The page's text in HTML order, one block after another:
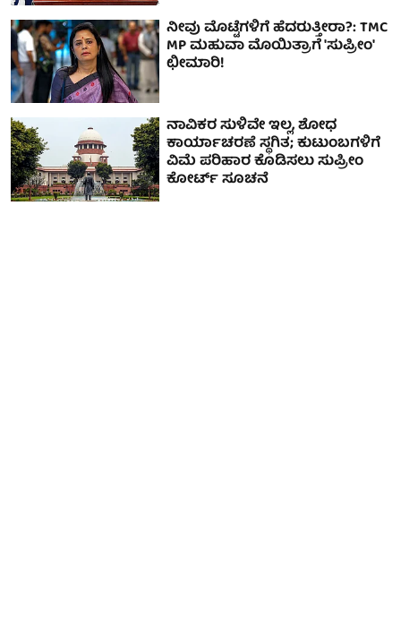
ನೀವು ಮೊಟ್ಟೆಗಳಿಗೆ ಹೆದರುತ್ತೀರಾ?: TMC
MP ಮಹುವಾ ಮೊಯಿತ್ರಾಗೆ 'ಸುಪ್ರೀಂ'
ಛೀಮಾರಿ!
ನಾವಿಕರ ಸುಳಿವೇ ಇಲ್ಲ, ಶೋಧ
ಕಾರ್ಯಾಚರಣೆ ಸ್ಥಗಿತ; ಕುಟುಂಬಗಳಿಗೆ
ವಿಮೆ ಪರಿಹಾರ ಕೊಡಿಸಲು ಸುಪ್ರೀಂ
ಕೋರ್ಟ್ ಸೂಚನೆ